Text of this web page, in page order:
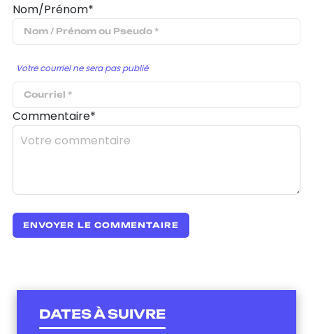
Nom/Prénom*
Votre courriel ne sera pas publié
Commentaire*
DATES À SUIVRE